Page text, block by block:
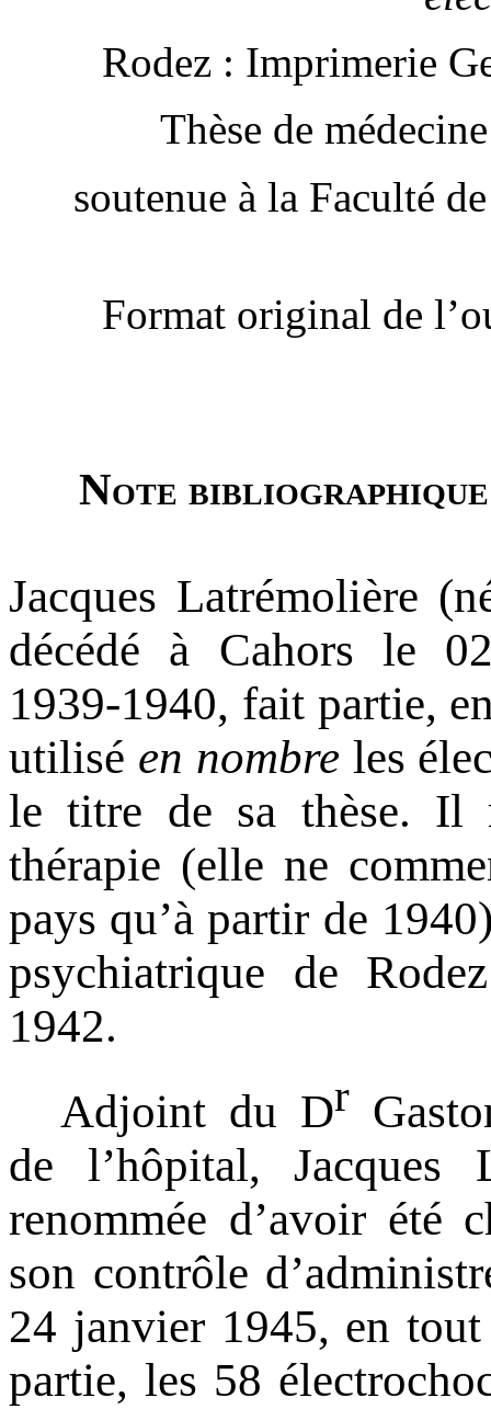
Rodez : Imprimerie
Thèse de
soutenue à la Faculté
Format original de
Note
Jacques Latrémolière
décédé à Cahors le
1939-1940, fait partie,
utilisé en nombre les
le titre de sa thèse. Il
thérapie (elle ne
pays qu’à partir de
psychiatrique de
1942.
Adjoint du Dr
de l’hôpital, Jacques
renommée d’avoir été
son contrôle
24 janvier 1945, en
partie, les 58